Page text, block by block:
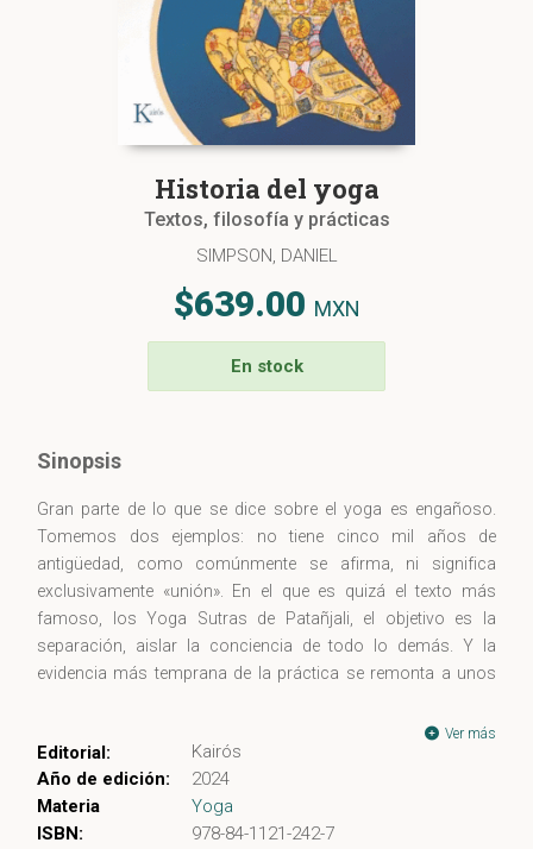
Historia del yoga
Textos, filosofía y prácticas
SIMPSON, DANIEL
$639.00 MXN
En stock
Sinopsis
Gran parte de lo que se dice sobre el yoga es engañoso.
Tomemos dos ejemplos: no tiene cinco mil años de
antigüedad, como comúnmente se afirma, ni significa
exclusivamente «unión». En el que es quizá el texto más
famoso, los Yoga Sutras de Patañjali, el objetivo es la
separación, aislar la conciencia de todo lo demás. Y la
evidencia más temprana de la práctica se remonta a unos
mucho más sobre la historia del yoga, pero su investigación
puede ser difícil de consultar y suele estar dirigida más a
especialistas que a lectores generales.
ofrece una visión panorámica de la evolución del yoga desde
sus orígenes más antiguos hasta el presente, de forma
Ver más
Editorial:
Kairós
Año de edición:
2024
Materia
Yoga
ISBN:
978-84-1121-242-7